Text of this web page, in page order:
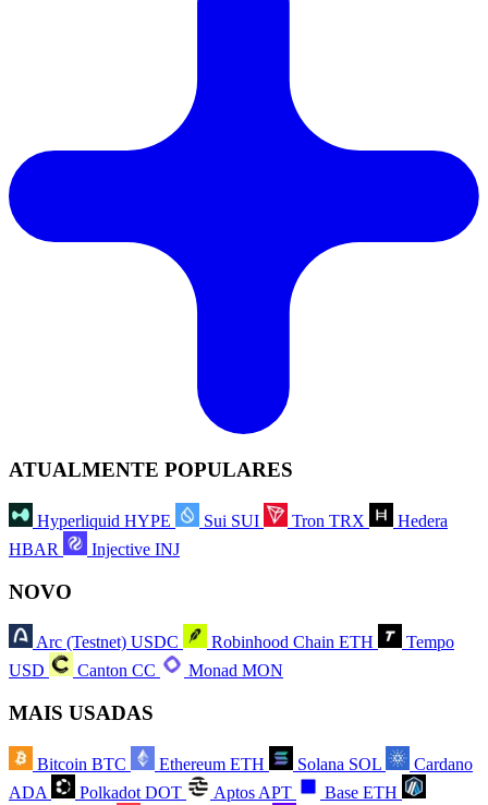
ATUALMENTE POPULARES
Hyperliquid HYPE Sui SUI Tron TRX
Hedera
HBAR
Injective INJ
NOVO
Arc (Testnet) USDC Robinhood Chain ETH
Tempo
USD
Canton CC Monad MON
MAIS USADAS
Bitcoin BTC Ethereum ETH Solana SOL
Cardano
ADA
Polkadot DOT Aptos APT Base ETH